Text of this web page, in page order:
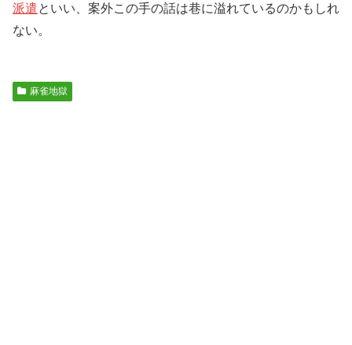
派遣といい、案外この手の話は巷に溢れているのかもしれ
ない。
麻雀地獄